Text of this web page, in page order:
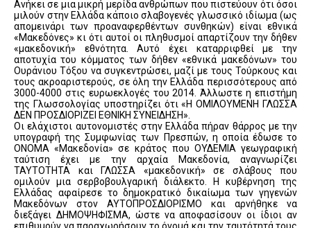
Ανήκει σε μια μικρή μερίδα ανθρώπων που πιστεύουν ότι όσοι
μιλούν στην Ελλάδα κάποιο σλαβογενές γλωσσικό ιδίωμα (ως
απομεινάρι των προαναφερθέντων συνθηκών) είναι εθνικά
«Μακεδόνες» κι ότι αυτοί οι πληθυσμοί απαρτίζουν την δήθεν
«μακεδονική» εθνότητα. Αυτό έχει καταρριφθεί με την
αποτυχία του κόμματος των δήθεν «εθνικά μακεδόνων» του
Ουράνιου Τόξου να συγκεντρώσει, μαζί με τους Τούρκους και
τους ακροαριστερούς, σε όλη την Ελλάδα περισσότερους από
3000-4000 στις ευρωεκλογές του 2014. Άλλωστε η επιστήμη
της Γλωσσολογίας υποστηρίζει ότι «Η ΟΜΙΛΟΥΜΕΝΗ ΓΛΩΣΣΑ
ΔΕΝ ΠΡΟΣΔΙΟΡΙΖΕΙ ΕΘΝΙΚΗ ΣΥΝΕΙΔΗΣΗ».
Οι ελάχιστοι αυτονομιστές στην Ελλάδα πήραν θάρρος με την
υπογραφή της Συμφωνίας των Πρεσπών, η οποία έδωσε το
ΟΝΟΜΑ «Μακεδονία» σε κράτος που ΟΥΔΕΜΙΑ γεωγραφική
ταύτιση έχει με την αρχαία Μακεδονία, αναγνωρίζει
ΤΑΥΤΟΤΗΤΑ και ΓΛΩΣΣΑ «μακεδονική» σε σλάβους που
ομιλούν μια σερβοβουλγαρική διάλεκτο. Η κυβέρνηση της
Ελλάδας αφαίρεσε το δημοκρατικό δικαίωμα των γηγενών
Μακεδόνων στον ΑΥΤΟΠΡΟΣΔΙΟΡΙΣΜΟ και αρνήθηκε να
διεξάγει ΔΗΜΟΨΗΦΙΣΜΑ, ώστε να αποφασίσουν οι ίδιοι αν
επιθυμούν να παραχωρήσουν το όνομά και την ταυτότητά τους